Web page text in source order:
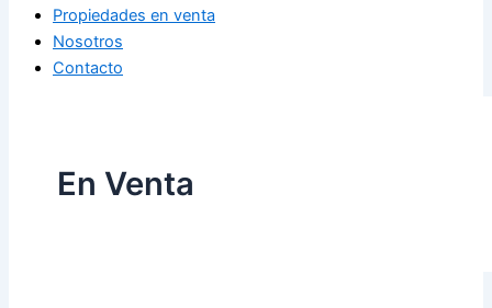
Propiedades en venta
Nosotros
Contacto
En Venta